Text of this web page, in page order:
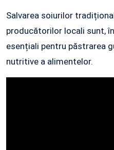
Salvarea soiurilor
producătorilor locali sunt,
esențiali pentru păstrarea
nutritive a alimentelor.